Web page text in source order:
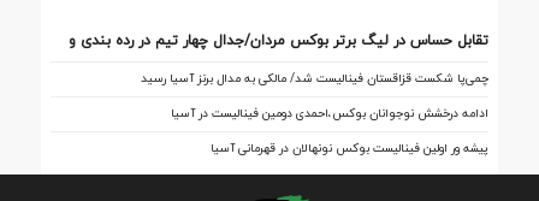
تقابل‌ حساس در لیگ برتر بوکس مردان/جدال چهار تیم در رده بندی و
چمی‌پا شکست قزاقستان فینالیست شد/ مالکی به مدال برنز آسیا رسید
ادامه درخشش نوجوانان بوکس،احمدی دومین فینالیست در آسیا
پیشه ور اولین فینالیست بوکس نونهالان در قهرمانی آسیا